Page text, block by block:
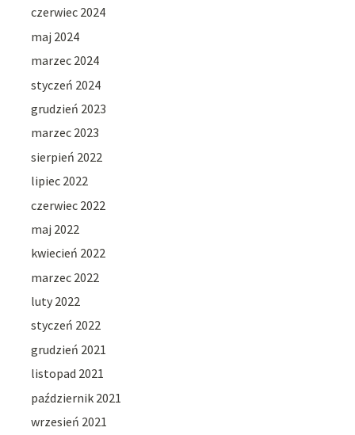
czerwiec 2024
maj 2024
marzec 2024
styczeń 2024
grudzień 2023
marzec 2023
sierpień 2022
lipiec 2022
czerwiec 2022
maj 2022
kwiecień 2022
marzec 2022
luty 2022
styczeń 2022
grudzień 2021
listopad 2021
październik 2021
wrzesień 2021